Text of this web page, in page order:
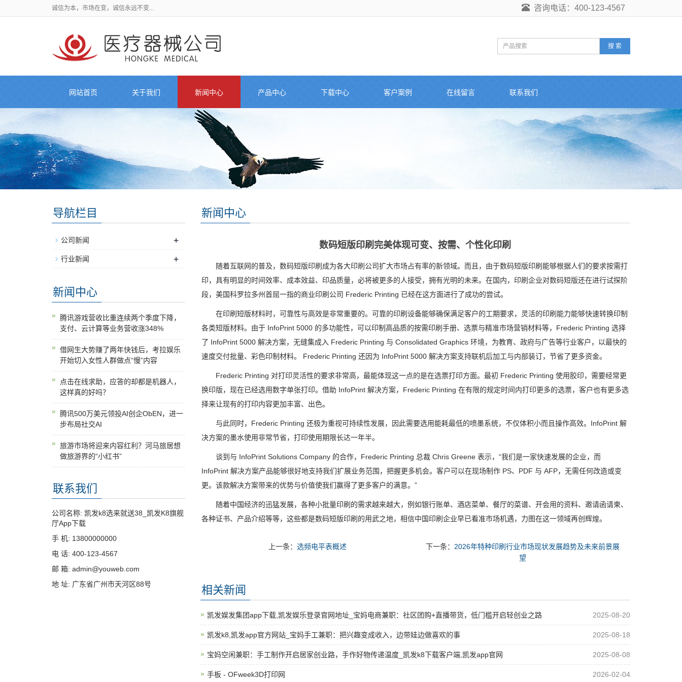
诚信为本，市场在变，诚信永远不变... 咨询电话：400-123-4567
搜 索
网站首页 关于我们 新闻中心 产品中心 下载中心 客户案例 在线留言 联系我们
新闻中心
数码短版印刷完美体现可变、按需、个性化印刷
随着互联网的普及，数码短版印刷成为各大印刷公司扩大市场占有率的新领域。而且，由于数码短版印刷能够根据人们的要求按需打
印，具有明显的时间效率、成本效益、印品质量，必将被更多的人接受，拥有光明的未来。在国内，印刷企业对数码短版还在进行试探阶
段，美国科罗拉多州首屈一指的商业印刷公司 Frederic Printing 已经在这方面进行了成功的尝试。
在印刷短版材料时，可靠性与高效是非常重要的。可靠的印刷设备能够确保满足客户的工期要求，灵活的印刷能力能够快速转换印制
各类短版材料。由于 InfoPrint 5000 的多功能性，可以印制高品质的按需印刷手册、选票与精准市场营销材料等，Frederic Printing 选择
了 InfoPrint 5000 解决方案，无缝集成入 Frederic Printing 与 Consolidated Graphics 环境，为教育、政府与广告等行业客户，以最快的
速度交付批量、彩色印制材料。 Frederic Printing 还因为 InfoPrint 5000 解决方案支持联机后加工与内部装订，节省了更多资金。
Frederic Printing 对打印灵活性的要求非常高，最能体现这一点的是在选票打印方面。最初 Frederic Printing 使用胶印，需要经常更
换印版，现在已经选用数字单张打印。借助 InfoPrint 解决方案，Frederic Printing 在有限的规定时间内打印更多的选票，客户也有更多选
择来让现有的打印内容更加丰富、出色。
与此同时，Frederic Printing 还极为重视可持续性发展，因此需要选用能耗最低的喷墨系统，不仅体积小而且操作高效。InfoPrint 解
决方案的墨水使用非常节省，打印使用期限长达一年半。
谈到与 InfoPrint Solutions Company 的合作，Frederic Printing 总裁 Chris Greene 表示，“我们是一家快速发展的企业，而
InfoPrint 解决方案产品能够很好地支持我们扩展业务范围，把握更多机会。客户可以在现场制作 PS、PDF 与 AFP，无需任何改造或变
更。该款解决方案带来的优势与价值使我们赢得了更多客户的满意。”
随着中国经济的迅猛发展，各种小批量印刷的需求越来越大，例如银行账单、酒店菜单、餐厅的菜谱、开会用的资料、邀请函请柬、
各种证书、产品介绍等等，这些都是数码短版印刷的用武之地，相信中国印刷企业早已看准市场机遇，力图在这一领域再创辉煌。
上一条：选频电平表概述 下一条： 2026年特种印刷行业市场现状发展趋势及未来前景展
望
相关新闻
凯发娱发集团app下载,凯发娱乐登录官网地址_宝妈电商兼职：社区团购+直播带货，低门槛开启轻创业之路 2025-08-20
凯发k8,凯发app官方网站_宝妈手工兼职：把兴趣变成收入，边带娃边做喜欢的事 2025-08-18
宝妈空闲兼职：手工制作开启居家创业路，手作好物传递温度_凯发k8下载客户端,凯发app官网 2025-08-08
手板 - OFweek3D打印网 2026-02-04
导航栏目
公司新闻 +
行业新闻 +
新闻中心
腾讯游戏营收比重连续两个季度下降，
支付、云计算等业务营收涨348%
借网生大势赚了两年快钱后，考拉娱乐
开始切入女性人群做点“慢”内容
点击在线求助，应答的却都是机器人，
这样真的好吗？
腾讯500万美元领投AI创企ObEN，进一
步布局社交AI
旅游市场将迎来内容红利？河马旅居想
做旅游界的“小红书”
联系我们
公司名称: 凯发k8选来就送38_凯发K8旗舰
厅App下载
手 机: 13800000000
电 话: 400-123-4567
邮 箱: admin@youweb.com
地 址: 广东省广州市天河区88号